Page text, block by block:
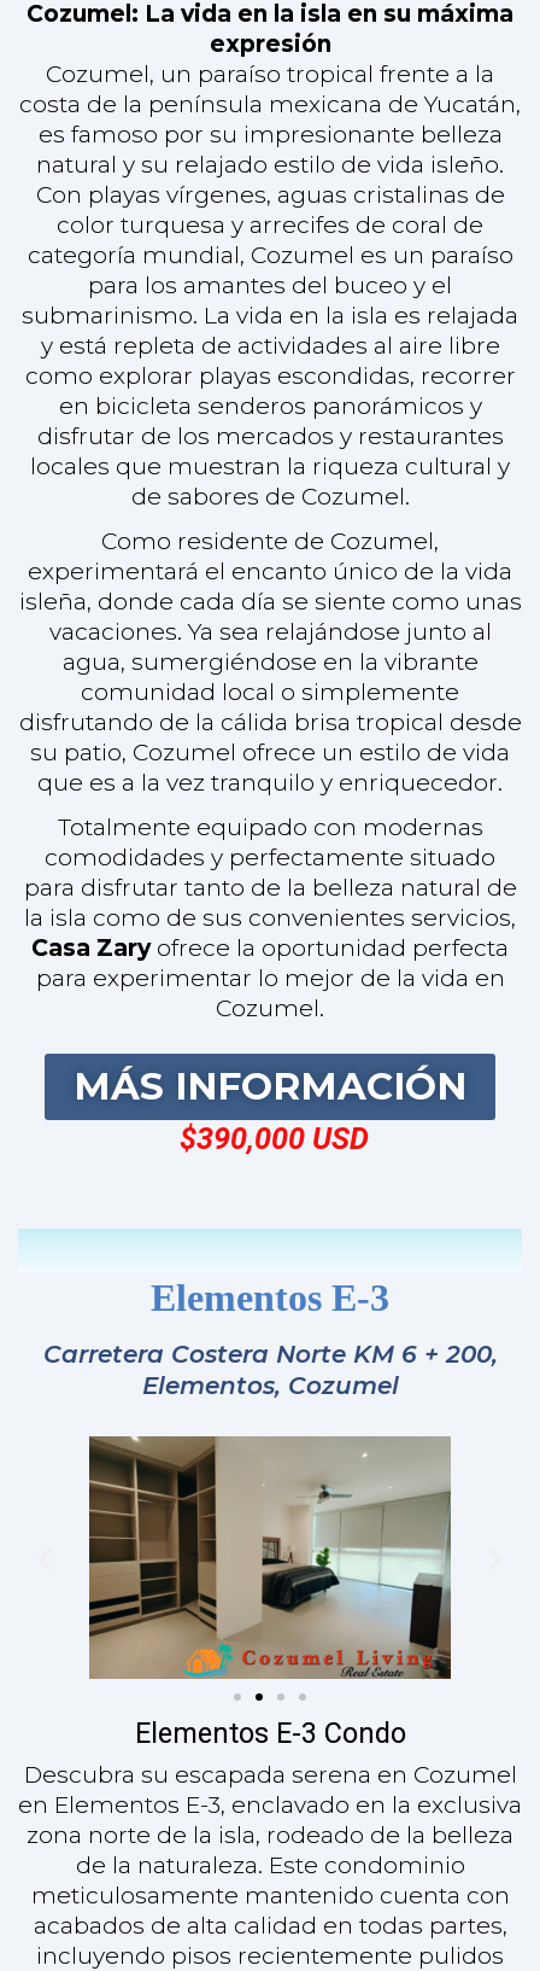
y está repleta de actividades al aire libre
como explorar playas escondidas, recorrer
en bicicleta senderos panorámicos y
disfrutar de los mercados y restaurantes
locales que muestran la riqueza cultural y
de sabores de Cozumel.
Como residente de Cozumel,
experimentará el encanto único de la vida
isleña, donde cada día se siente como unas
vacaciones. Ya sea relajándose junto al
agua, sumergiéndose en la vibrante
comunidad local o simplemente
disfrutando de la cálida brisa tropical desde
su patio, Cozumel ofrece un estilo de vida
que es a la vez tranquilo y enriquecedor.
Totalmente equipado con modernas
para disfrutar tanto de la belleza natural de
la isla como de sus convenientes servicios,
Casa Zaryofrece la oportunidad perfecta
para experimentar lo mejor de la vida en
Cozumel.
MÁS INFORMACIÓN
$390,000 USD
Elementos E-3
Carretera Costera Norte KM 6 + 200,
Elementos, Cozumel
Elementos E-3 Condo
Descubra su escapada serena en Cozumel
en Elementos E-3, enclavado en la exclusiva
zona norte de la isla, rodeado de la belleza
de la naturaleza. Este condominio
meticulosamente mantenido cuenta con
acabados de alta calidad en todas partes,
incluyendo pisos recientemente pulidos
que añaden un toque elegante.
El condominio ofrece una distribución
espaciosa con 2 dormitorios y 2 cuartos de
comodidad y el confort. La sala de estar y la
cocina están diseñadas para una vida
moderna, con lavadora y secadora para
mayor facilidad. Disfrute de unas vistas
serenas rodeado de naturaleza,
proporcionando una sensación de calma y
tranquilidad.